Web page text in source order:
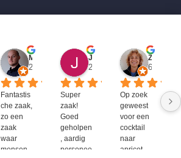
2 jaar geleden
Fantastis
che zaak,
zo een
zaak
waar
mensen
2 jaar geleden
Super
zaak!
Goed
geholpen
, aardig
personee
6 jaar
Op zoek
geweest
voor een
cocktail
naar
apricot